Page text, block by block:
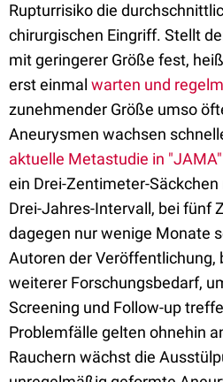
Rupturrisiko die
chirurgischen Eingriff. Stellt
mit geringerer Größe fest,
erst einmal warten und
zunehmender Größe umso
Aneurysmen wachsen
aktuelle Metastudie in
ein Drei-Zentimeter-
Drei-Jahres-Intervall, bei fünf
dagegen nur wenige Monate
Autoren der Veröffentlichung,
weiterer Forschungsbedarf,
Screening und Follow-up
Problemfälle gelten ohnehin
Rauchern wächst die